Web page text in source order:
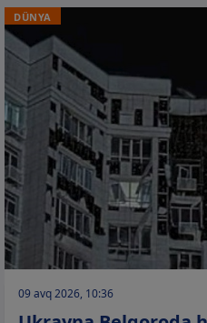
DÜNYA
09 avq 2026, 10:36